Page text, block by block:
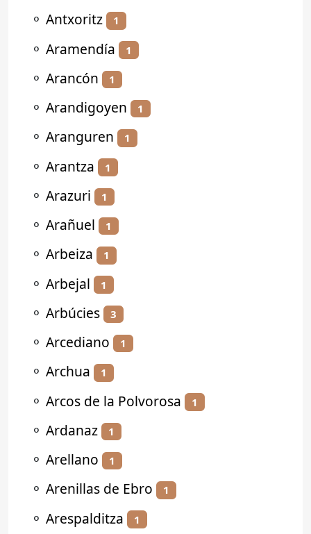
⚬ Antxoritz 1
⚬ Aramendía 1
⚬ Arancón 1
⚬ Arandigoyen 1
⚬ Aranguren 1
⚬ Arantza 1
⚬ Arazuri 1
⚬ Arañuel 1
⚬ Arbeiza 1
⚬ Arbejal 1
⚬ Arbúcies 3
⚬ Arcediano 1
⚬ Archua 1
⚬ Arcos de la Polvorosa 1
⚬ Ardanaz 1
⚬ Arellano 1
⚬ Arenillas de Ebro 1
⚬ Arespalditza 1